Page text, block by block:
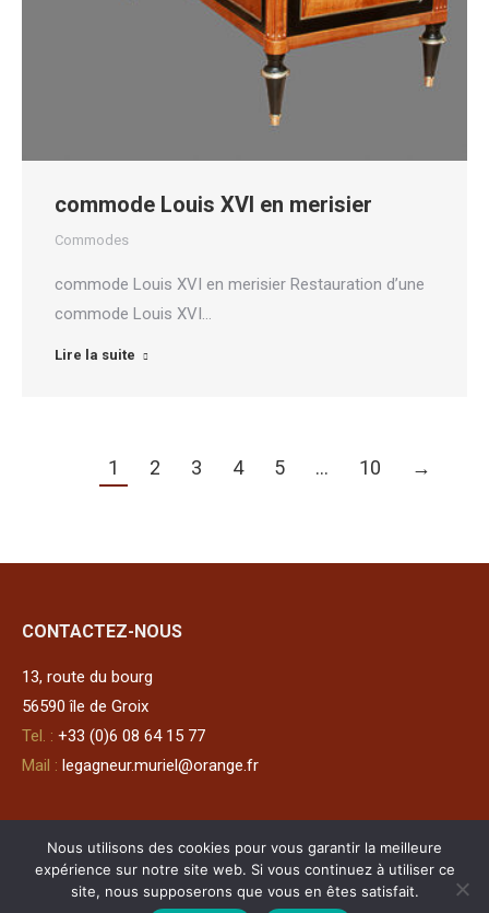
commode Louis XVI en merisier
Commodes
commode Louis XVI en merisier Restauration d’une
commode Louis XVI…
Lire la suite
1 2 3 4 5 … 10 →
CONTACTEZ-NOUS
13, route du bourg
56590 île de Groix
Tel. : +33 (0)6 08 64 15 77
Mail : legagneur.muriel@orange.fr
Nous utilisons des cookies pour vous garantir la meilleure
expérience sur notre site web. Si vous continuez à utiliser ce
site, nous supposerons que vous en êtes satisfait.